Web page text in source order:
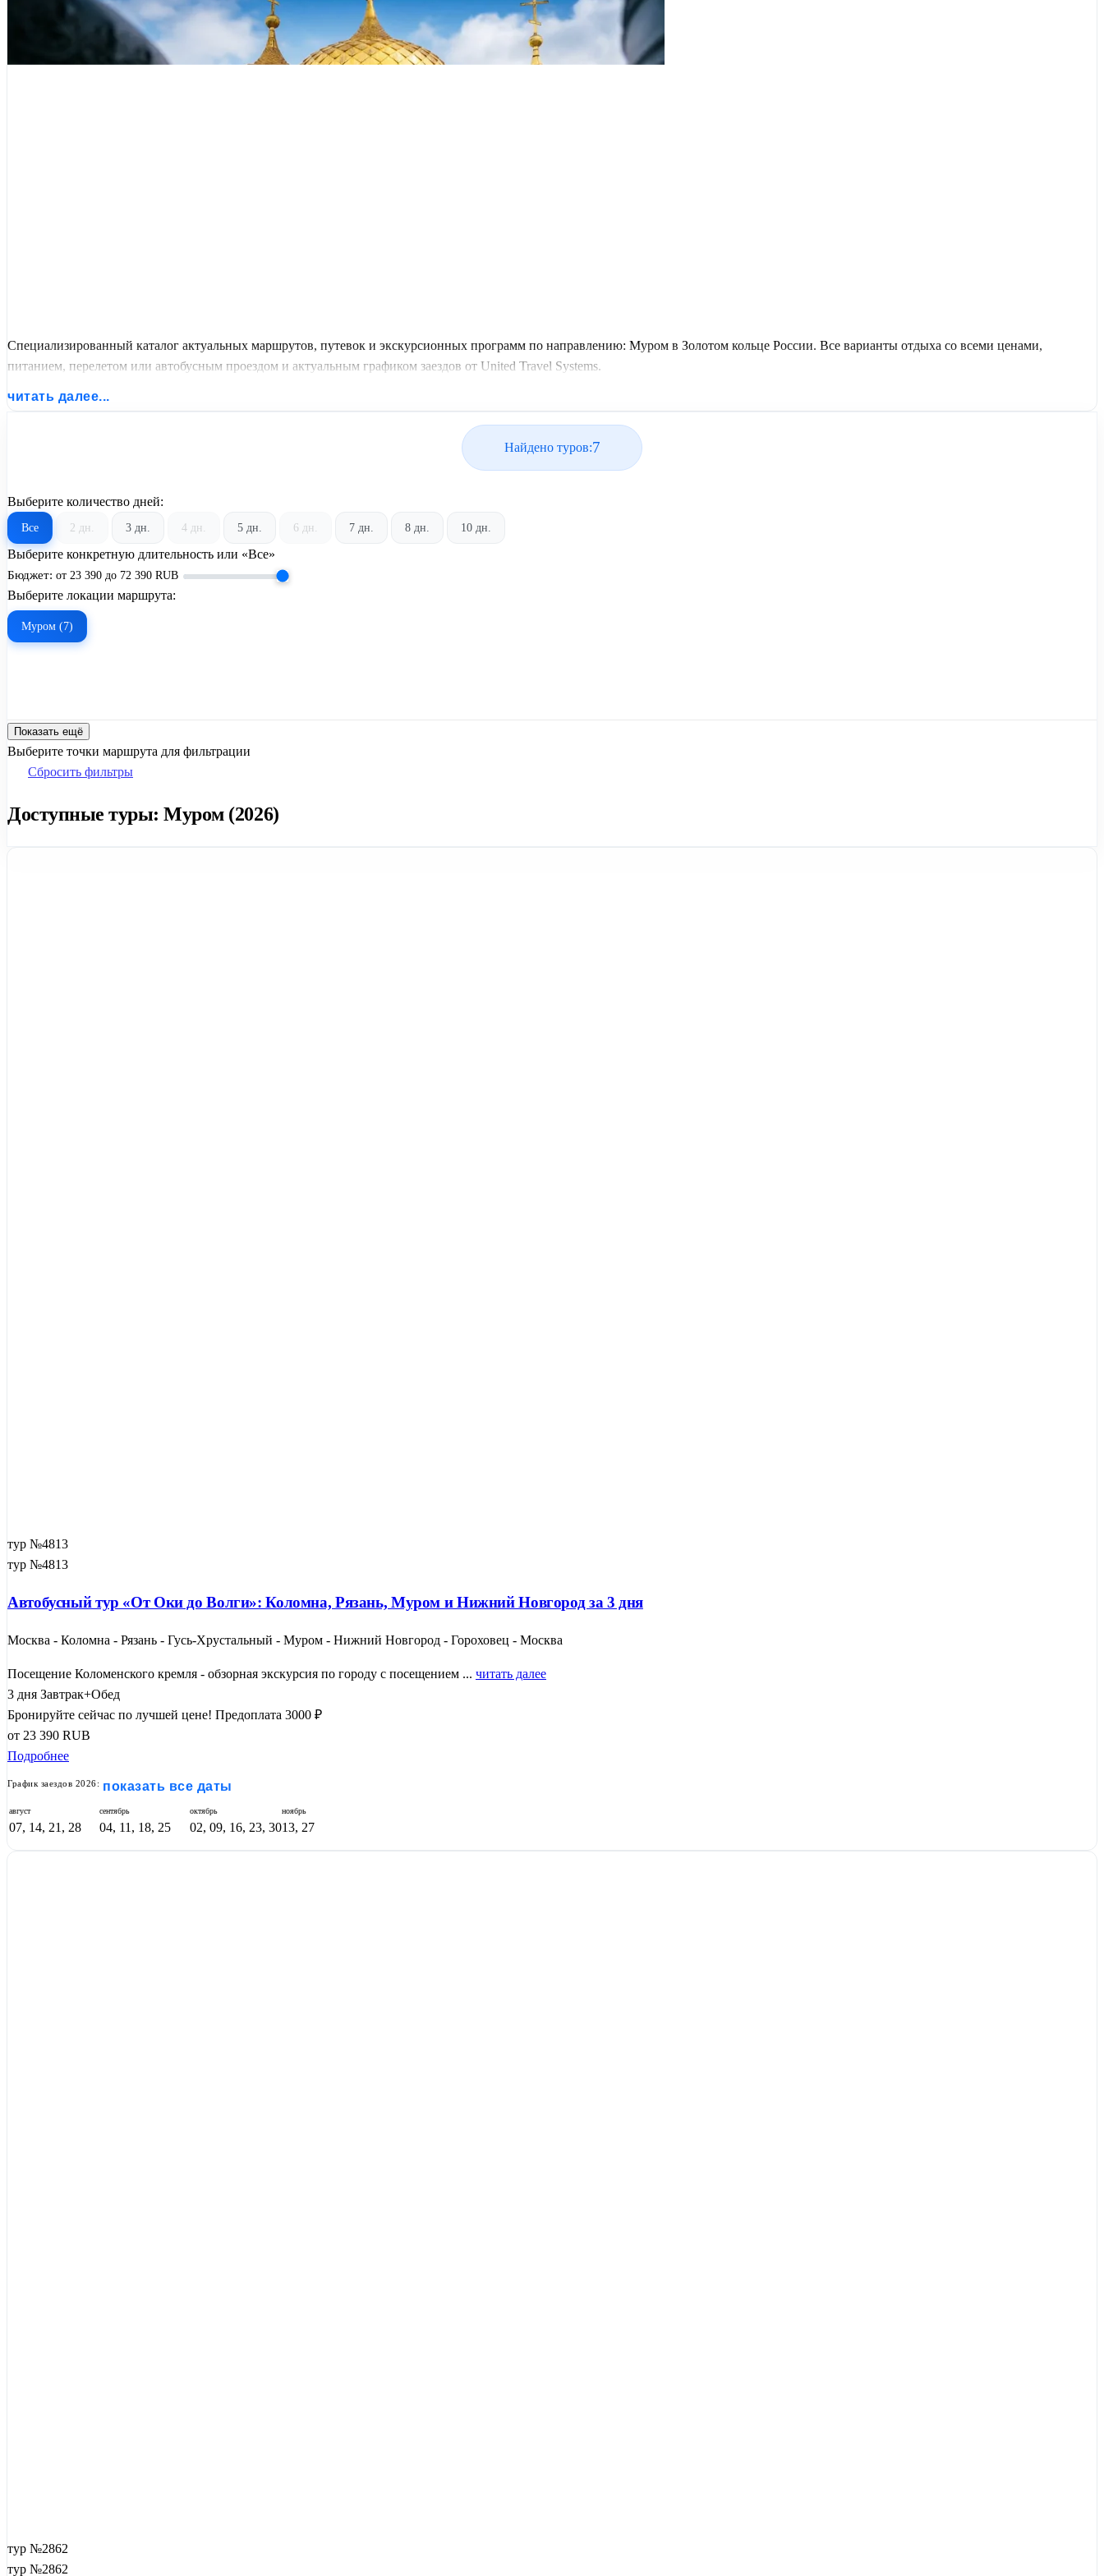
Специализированный каталог актуальных маршрутов, путевок и экскурсионных программ по направлению: Муром в Золотом кольце России. Все варианты отдыха со всеми ценами,
питанием, перелетом или автобусным проездом и актуальным графиком заездов от United Travel Systems.
читать далее...
Найдено туров:7
Выберите количество дней:
Все 2 дн. 3 дн. 4 дн. 5 дн. 6 дн. 7 дн. 8 дн. 10 дн.
Выберите конкретную длительность или «Все»
Бюджет: от 23 390 до 72 390 RUB
Выберите локации маршрута:
Муром (7)
Показать ещё
Выберите точки маршрута для фильтрации
Сбросить фильтры
Доступные туры: Муром (2026)
тур №4813
тур №4813
Автобусный тур «От Оки до Волги»: Коломна, Рязань, Муром и Нижний Новгород за 3 дня
Москва - Коломна - Рязань - Гусь-Хрустальный - Муром - Нижний Новгород - Гороховец - Москва
Посещение Коломенского кремля - обзорная экскурсия по городу с посещением ... читать далее
3 дня Завтрак+Обед
Бронируйте сейчас по лучшей цене! Предоплата 3000 ₽
от 23 390 RUB
Подробнее
График заездов 2026: показать все даты
август
07, 14, 21, 28
сентябрь
04, 11, 18, 25
октябрь
02, 09, 16, 23, 30
ноябрь
13, 27
тур №2862
тур №2862